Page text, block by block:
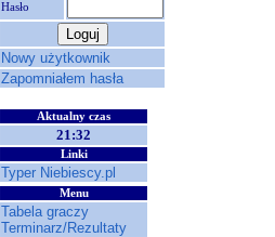
Hasło
Nowy użytkownik
Zapomniałem hasła
Aktualny czas
21:32
Linki
Typer Niebiescy.pl
Menu
Tabela graczy
Terminarz/Rezultaty